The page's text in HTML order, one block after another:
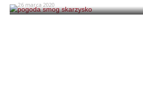
26 marca 2020